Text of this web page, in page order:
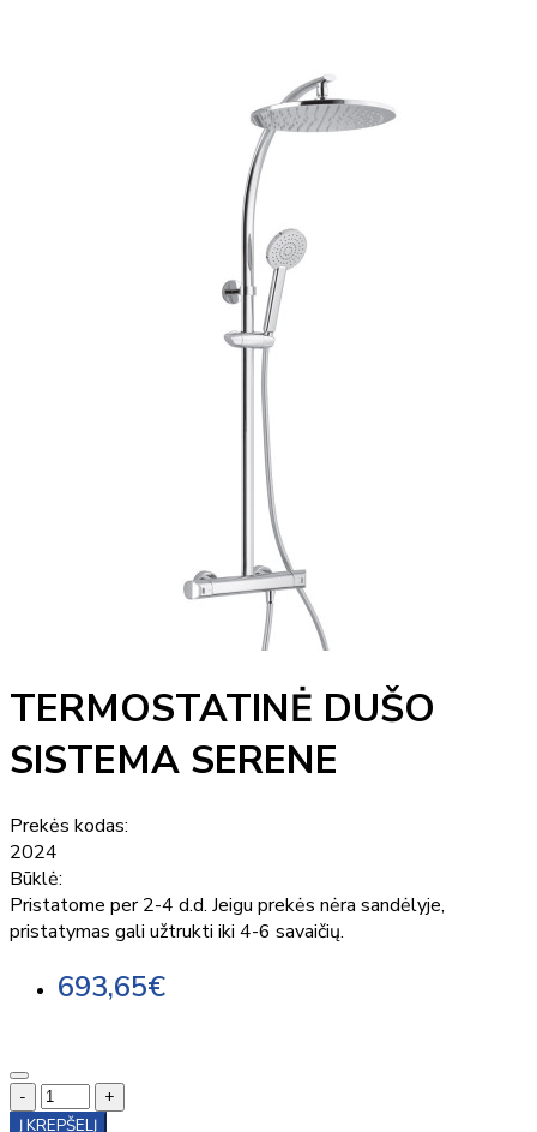
TERMOSTATINĖ DUŠO
SISTEMA SERENE
Prekės kodas:
2024
Būklė:
Pristatome per 2-4 d.d. Jeigu prekės nėra sandėlyje,
pristatymas gali užtrukti iki 4-6 savaičių.
693,65€
-
+
Į KREPŠELĮ